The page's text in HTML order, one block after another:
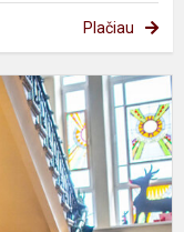
Plačiau